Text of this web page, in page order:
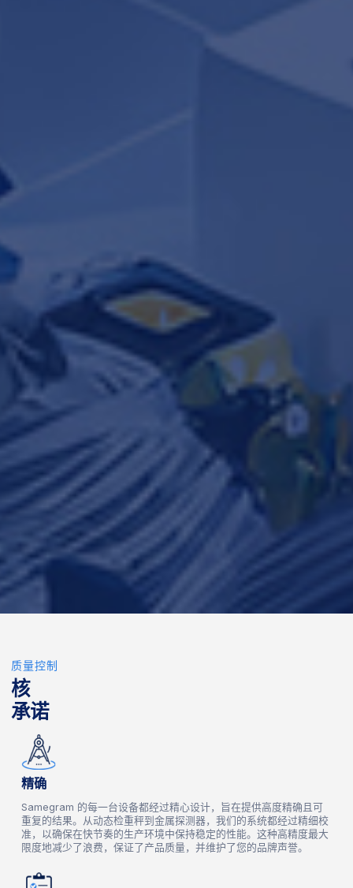
质量控制
核
承诺
精确
Samegram 的每一台设备都经过精心设计，旨在提供高度精确且可
重复的结果。从动态检重秤到金属探测器，我们的系统都经过精细校
准，以确保在快节奏的生产环境中保持稳定的性能。这种高精度最大
限度地减少了浪费，保证了产品质量，并维护了您的品牌声誉。